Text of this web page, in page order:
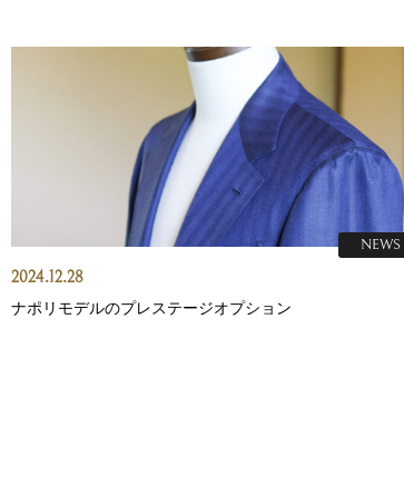
2024.12.28
NEWS
ナポリモデルのプレステージオプション